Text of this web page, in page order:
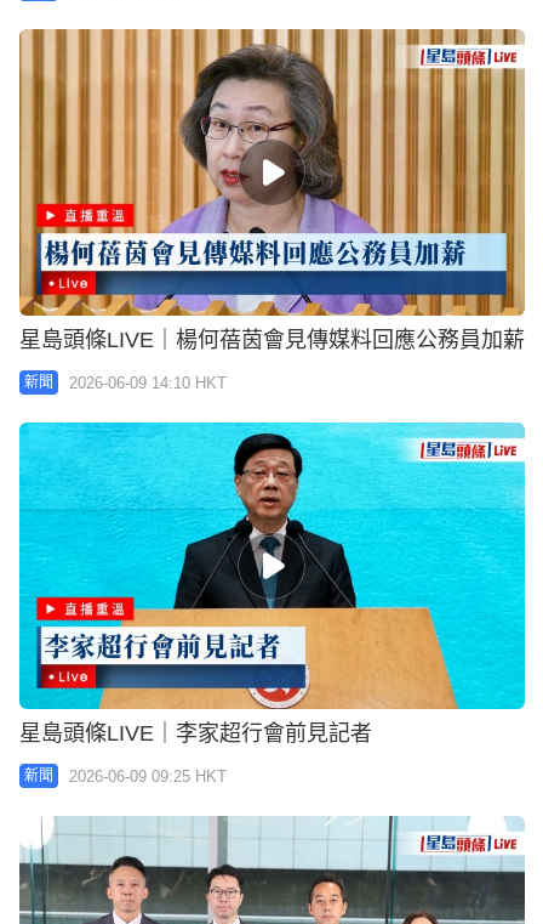
星島頭條LIVE｜楊何蓓茵會見傳媒料回應公務員加薪
新聞 2026-06-09 14:10 HKT
星島頭條LIVE｜李家超行會前見記者
新聞 2026-06-09 09:25 HKT